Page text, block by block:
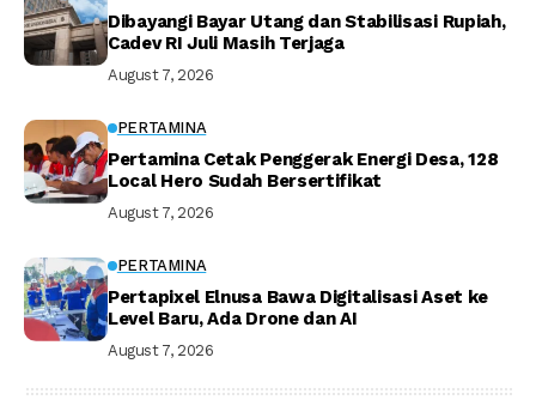
Dibayangi Bayar Utang dan Stabilisasi Rupiah,
Cadev RI Juli Masih Terjaga
August 7, 2026
PERTAMINA
Pertamina Cetak Penggerak Energi Desa, 128
Local Hero Sudah Bersertifikat
August 7, 2026
PERTAMINA
Pertapixel Elnusa Bawa Digitalisasi Aset ke
Level Baru, Ada Drone dan AI
August 7, 2026